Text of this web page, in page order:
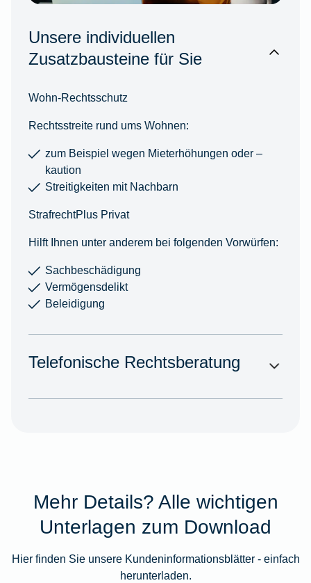
Unsere individuellen
Zusatzbausteine für Sie
Wohn-Rechtsschutz
Rechtsstreite rund ums Wohnen:
zum Beispiel wegen Mieterhöhungen oder –
kaution
Streitigkeiten mit Nachbarn
StrafrechtPlus Privat
Hilft Ihnen unter anderem bei folgenden Vorwürfen:
Sachbeschädigung
Vermögensdelikt
Beleidigung
Telefonische Rechtsberatung
Mehr Details? Alle wichtigen
Unterlagen zum Download
Hier finden Sie unsere Kundeninformationsblätter - einfach
herunterladen.